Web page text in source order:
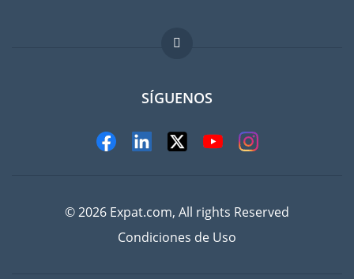
Trabajos en el extranjero
FAQ
SÍGUENOS
© 2026 Expat.com, All rights Reserved
Condiciones de Uso